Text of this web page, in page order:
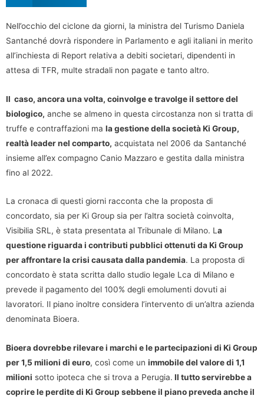
Nell’occhio del ciclone da giorni, la ministra del Turismo Daniela
Santanché dovrà rispondere in Parlamento e agli italiani in merito
all’inchiesta di Report relativa a debiti societari, dipendenti in
attesa di TFR, multe stradali non pagate e tanto altro.
Il caso, ancora una volta, coinvolge e travolge il settore del
biologico, anche se almeno in questa circostanza non si tratta di
truffe e contraffazioni ma la gestione della società Ki Group,
realtà leader nel comparto, acquistata nel 2006 da Santanché
insieme all’ex compagno Canio Mazzaro e gestita dalla ministra
fino al 2022.
La cronaca di questi giorni racconta che la proposta di
concordato, sia per Ki Group sia per l’altra società coinvolta,
Visibilia SRL, è stata presentata al Tribunale di Milano. La
questione riguarda i contributi pubblici ottenuti da Ki Group
per affrontare la crisi causata dalla pandemia. La proposta di
concordato è stata scritta dallo studio legale Lca di Milano e
prevede il pagamento del 100% degli emolumenti dovuti ai
lavoratori. Il piano inoltre considera l’intervento di un’altra azienda
denominata Bioera.
Bioera dovrebbe rilevare i marchi e le partecipazioni di Ki Group
per 1,5 milioni di euro, così come un immobile del valore di 1,1
milioni sotto ipoteca che si trova a Perugia. Il tutto servirebbe a
coprire le perdite di Ki Group sebbene il piano preveda anche il